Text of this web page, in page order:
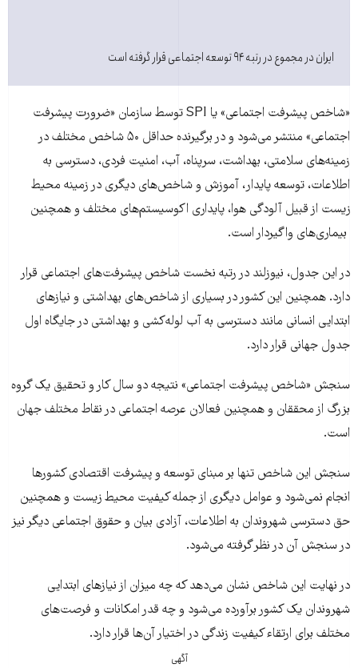
ایران در مجموع در رتبه ۹۴ توسعه اجتماعی قرار گرفته است
«شاخص پیشرفت‌ اجتماعی» یا SPI توسط سازمان «ضرورت پیشرفت
اجتماعی» منتشر می‌شود و در برگیرنده حداقل ۵۰ شاخص مختلف در
زمینه‌های سلامتی، بهداشت، سرپناه، آب، امنیت فردی، دسترسی به
اطلاعات، توسعه پایدار، آموزش و شاخص‌های دیگری در زمینه محیط
زیست از قبیل آلودگی هوا، پایداری اکوسیستم‌های مختلف و همچنین
بیماری‌های واگیر‌دار است.
در این جدول، نیوزلند در رتبه نخست شاخص پیشرفت‌های اجتماعی قرار
دارد. همچنین این کشور در بسیاری از شاخص‌های بهداشتی و نیازهای
ابتدایی انسانی مانند دسترسی به آب لوله‌کشی و بهداشتی در جایگاه اول
جدول جهانی قرار دارد.
سنجش «شاخص پیشرفت اجتماعی» نتیجه دو سال کار و تحقیق یک گروه
بزرگ از محققان و همچنین فعالان عرصه اجتماعی در نقاط مختلف جهان
است.
سنجش این شاخص‌ تنها بر مبنای توسعه و پیشرفت اقتصادی کشورها
انجام نمی‌شود و عوامل دیگری از جمله کیفیت محیط زیست و همچنین
حق دسترسی شهروندان به اطلاعات، آزادی بیان و حقوق اجتماعی دیگر نیز
در سنجش آن در نظر گرفته می‌شود.
در نهایت این شاخص نشان می‌دهد که چه میزان از نیازهای ابتدایی
شهروندان یک کشور برآورده می‌شود و چه قدر امکانات و فرصت‌های
مختلف برای ارتقاء کیفیت زندگی در اختیار آن‌ها قرار دارد.
آگهی